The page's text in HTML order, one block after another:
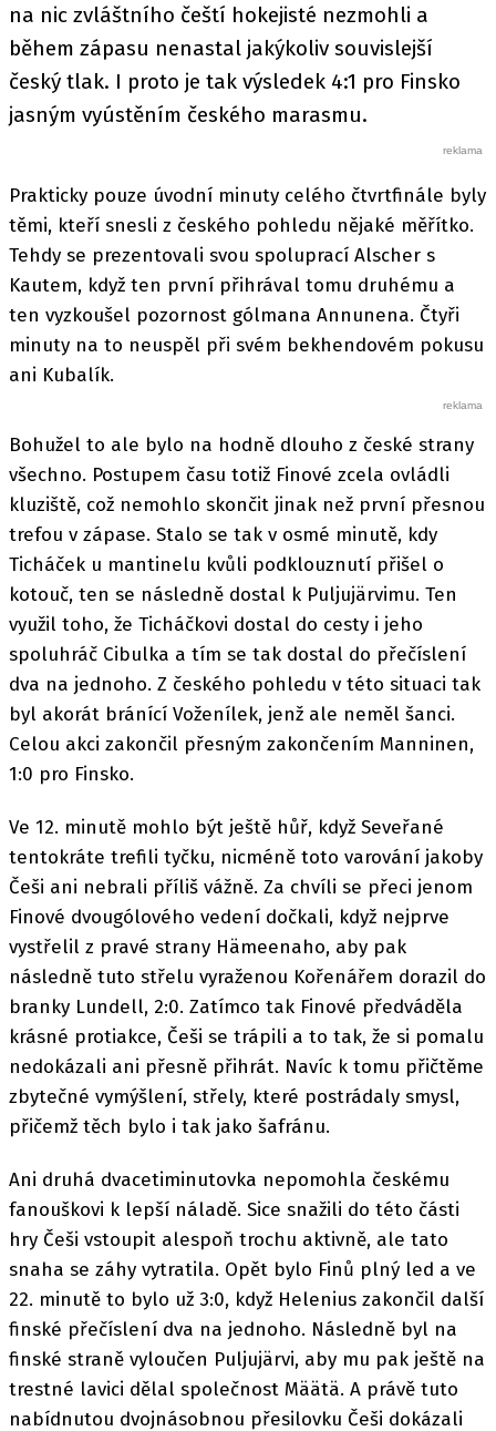
na nic zvláštního čeští hokejisté nezmohli a
během zápasu nenastal jakýkoliv souvislejší
český tlak. I proto je tak výsledek 4:1 pro Finsko
jasným vyústěním českého marasmu.
Prakticky pouze úvodní minuty celého čtvrtfinále byly
těmi, kteří snesli z českého pohledu nějaké měřítko.
Tehdy se prezentovali svou spoluprací Alscher s
Kautem, když ten první přihrával tomu druhému a
ten vyzkoušel pozornost gólmana Annunena. Čtyři
minuty na to neuspěl při svém bekhendovém pokusu
ani Kubalík.
Bohužel to ale bylo na hodně dlouho z české strany
všechno. Postupem času totiž Finové zcela ovládli
kluziště, což nemohlo skončit jinak než první přesnou
trefou v zápase. Stalo se tak v osmé minutě, kdy
Ticháček u mantinelu kvůli podklouznutí přišel o
kotouč, ten se následně dostal k Puljujärvimu. Ten
využil toho, že Ticháčkovi dostal do cesty i jeho
spoluhráč Cibulka a tím se tak dostal do přečíslení
dva na jednoho. Z českého pohledu v této situaci tak
byl akorát bránící Voženílek, jenž ale neměl šanci.
Celou akci zakončil přesným zakončením Manninen,
1:0 pro Finsko.
Ve 12. minutě mohlo být ještě hůř, když Seveřané
tentokráte trefili tyčku, nicméně toto varování jakoby
Češi ani nebrali příliš vážně. Za chvíli se přeci jenom
Finové dvougólového vedení dočkali, když nejprve
vystřelil z pravé strany Hämeenaho, aby pak
následně tuto střelu vyraženou Kořenářem dorazil do
branky Lundell, 2:0. Zatímco tak Finové předváděla
krásné protiakce, Češi se trápili a to tak, že si pomalu
nedokázali ani přesně přihrát. Navíc k tomu přičtěme
zbytečné vymýšlení, střely, které postrádaly smysl,
přičemž těch bylo i tak jako šafránu.
Ani druhá dvacetiminutovka nepomohla českému
fanouškovi k lepší náladě. Sice snažili do této části
hry Češi vstoupit alespoň trochu aktivně, ale tato
snaha se záhy vytratila. Opět bylo Finů plný led a ve
22. minutě to bylo už 3:0, když Helenius zakončil další
finské přečíslení dva na jednoho. Následně byl na
finské straně vyloučen Puljujärvi, aby mu pak ještě na
trestné lavici dělal společnost Määtä. A právě tuto
nabídnutou dvojnásobnou přesilovku Češi dokázali